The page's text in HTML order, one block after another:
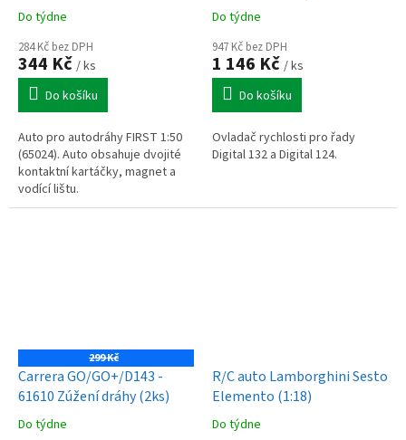
Do týdne
284 Kč bez DPH
344 Kč / ks
Do košíku
Auto pro autodráhy FIRST 1:50
(65024). Auto obsahuje dvojité
kontaktní kartáčky, magnet a
vodící lištu.
Do týdne
947 Kč bez DPH
1 146 Kč / ks
Do košíku
Ovladač rychlosti pro řady
Digital 132 a Digital 124.
299 Kč
Carrera GO/GO+/D143 -
61610 Zúžení dráhy (2ks)
Do týdne
R/C auto Lamborghini Sesto
Elemento (1:18)
Do týdne